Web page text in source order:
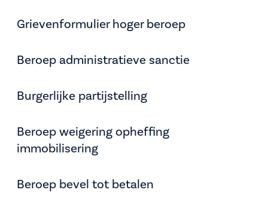
Grievenformulier hoger beroep
Beroep administratieve sanctie
Burgerlijke partijstelling
Beroep weigering opheffing
immobilisering
Beroep bevel tot betalen